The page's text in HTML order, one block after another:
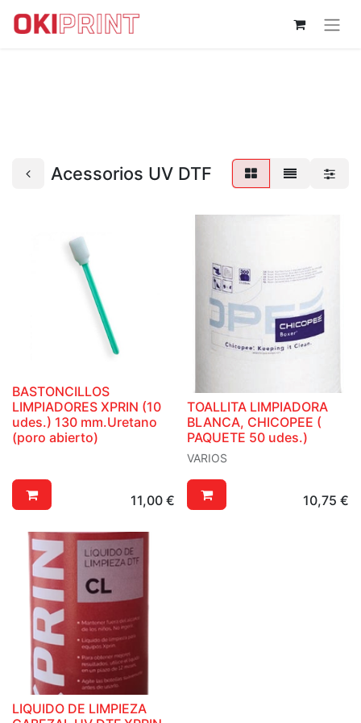
Acessorios UV DTF
BASTONCILLOS
LIMPIADORES XPRIN (10
udes.) 130 mm.Uretano
(poro abierto)
11,00€
TOALLITA LIMPIADORA
BLANCA, CHICOPEE (
PAQUETE 50 udes.)
VARIOS
10,75 €
LIQUIDO DE LIMPIEZA